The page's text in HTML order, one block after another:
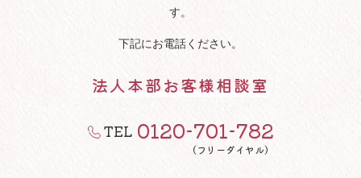
す。
下記にお電話ください。
法人本部お客様相談室
TEL 0120-701-782
（フリーダイヤル）